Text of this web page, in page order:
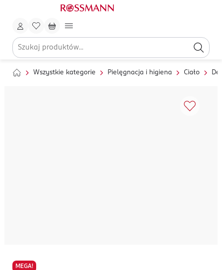
Wszystkie kategorie Pielęgnacja i higiena Ciało
MEGA!